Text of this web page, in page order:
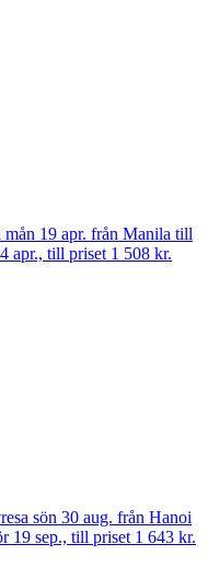
19 apr. från Manila till
apr., till priset 1 508 kr.
sön 30 aug. från Hanoi
19 sep., till priset 1 643 kr.